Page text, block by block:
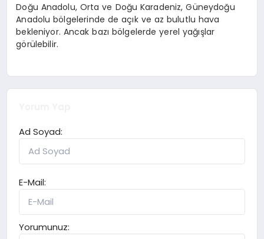
Doğu Anadolu, Orta ve Doğu Karadeniz, Güneydoğu
Anadolu bölgelerinde de açık ve az bulutlu hava
bekleniyor. Ancak bazı bölgelerde yerel yağışlar
görülebilir.
Ad Soyad:
E-Mail:
Yorumunuz: